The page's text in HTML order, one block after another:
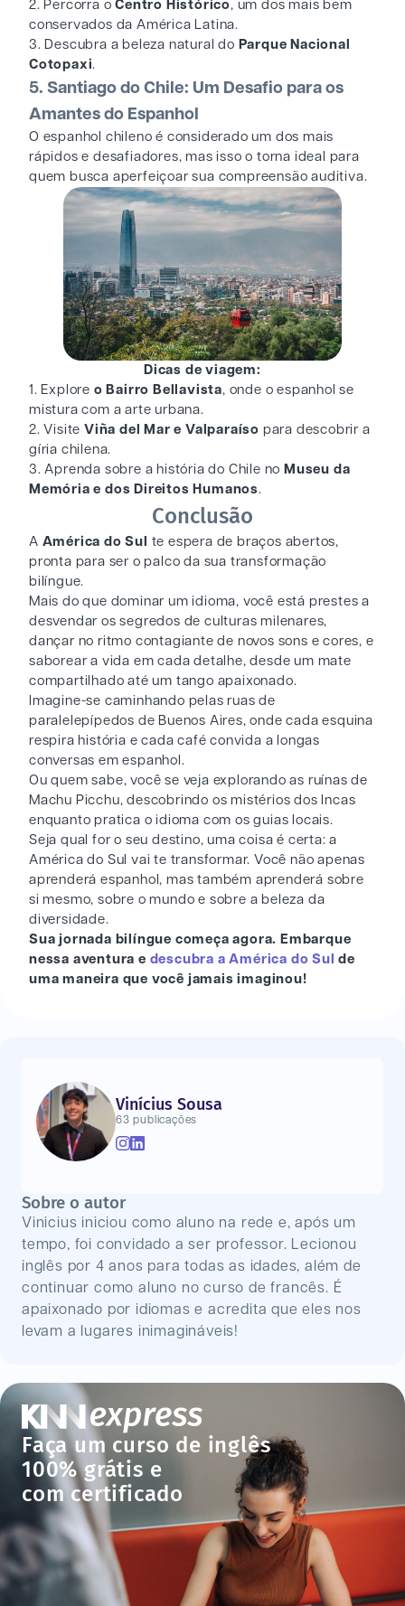
Faça um curso de inglês
100% grátis e
com certificado
2. Percorra oCentro Histórico, um dos mais bem
conservados da América Latina.
3. Descubra a beleza natural do Parque Nacional
Cotopaxi.
5. Santiago do Chile: Um Desafio para os
Amantes do Espanhol
O espanhol chileno é considerado um dos mais
rápidos e desafiadores, mas isso o torna ideal para
quem busca aperfeiçoar sua compreensão auditiva.
Dicas de viagem:
1. Explore o Bairro Bellavista, onde o espanhol se
mistura com a arte urbana.
2. Visite Viña del Mar e Valparaíso para descobrir a
gíria chilena.
3. Aprenda sobre a história do Chile no Museu da
Memória e dos Direitos Humanos.
Conclusão
A América do Sul
te espera de braços abertos,
pronta para ser o palco da sua transformação
bilíngue.
Mais do que dominar um idioma, você está prestes a
desvendar os segredos de culturas milenares,
dançar no ritmo contagiante de novos sons e cores, e
saborear a vida em cada detalhe, desde um mate
compartilhado até um tango apaixonado.
Imagine-se caminhando pelas ruas de
paralelepípedos de Buenos Aires, onde cada esquina
respira história e cada café convida a longas
conversas em espanhol.
Ou quem sabe, você se veja explorando as ruínas de
Machu Picchu, descobrindo os mistérios dos Incas
enquanto pratica o idioma com os guias locais.
Seja qual for o seu destino, uma coisa é certa: a
América do Sul vai te transformar. Você não apenas
aprenderá espanhol, mas também aprenderá sobre
si mesmo, sobre o mundo e sobre a beleza da
diversidade.
Sua jornada bilíngue começa agora. Embarque
nessa aventura e descubra a América do Sul de
uma maneira que você jamais imaginou!
Vinícius Sousa
63 publicações
Sobre o autor
Vinicius iniciou como aluno na rede e, após um
tempo, foi convidado a ser professor. Lecionou
inglês por 4 anos para todas as idades, além de
continuar como aluno no curso de francês. É
apaixonado por idiomas e acredita que eles nos
levam a lugares inimagináveis!